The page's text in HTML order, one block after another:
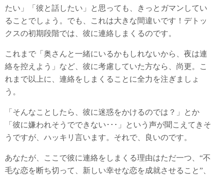
たい」「彼と話したい」と思っても、きっとガマンしてい
ることでしょう。でも、これは大きな間違いです！デトッ
クスの初期段階では、彼に連絡しまくるのです。
これまで「奥さんと一緒にいるかもしれないから、夜は連
絡を控えよう」など、彼に考慮していた方なら、尚更。こ
れまで以上に、連絡をしまくることに全力を注ぎましょ
う。
「そんなことしたら、彼に迷惑をかけるのでは？」とか
「彼に嫌われそうでできない･･･」という声が聞こえてきそ
うですが、ハッキリ言います。それで、良いのです。
あなたが、ここで彼に連絡をしまくる理由はただ一つ、“不
毛な恋を断ち切って、新しい幸せな恋を成就させること”、